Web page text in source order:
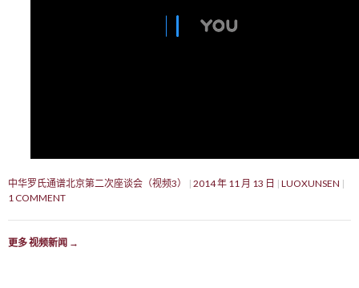
中华罗氏通谱北京第二次座谈会（视频3） 2014 年 11 月 13 日
LUOXUNSEN
1 COMMENT
更多 视频新闻 →